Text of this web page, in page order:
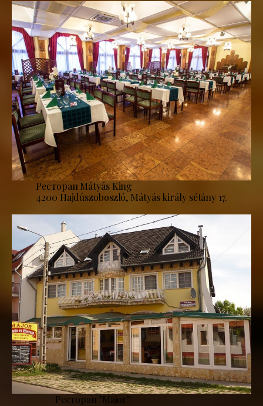
Ресторан Mátyás King
4200 Hajdúszoboszló, Mátyás király sétány 17.
Ресторан "Major''